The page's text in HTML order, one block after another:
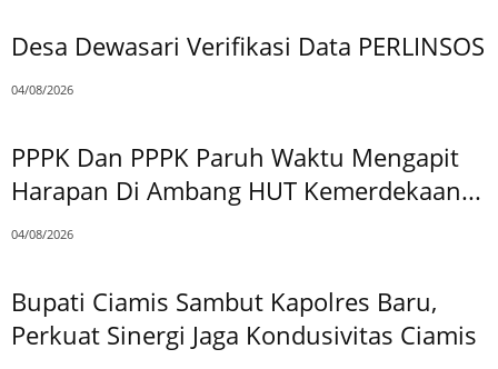
Desa Dewasari Verifikasi Data PERLINSOS
04/08/2026
PPPK Dan PPPK Paruh Waktu Mengapit
Harapan Di Ambang HUT Kemerdekaan...
04/08/2026
Bupati Ciamis Sambut Kapolres Baru,
Perkuat Sinergi Jaga Kondusivitas Ciamis